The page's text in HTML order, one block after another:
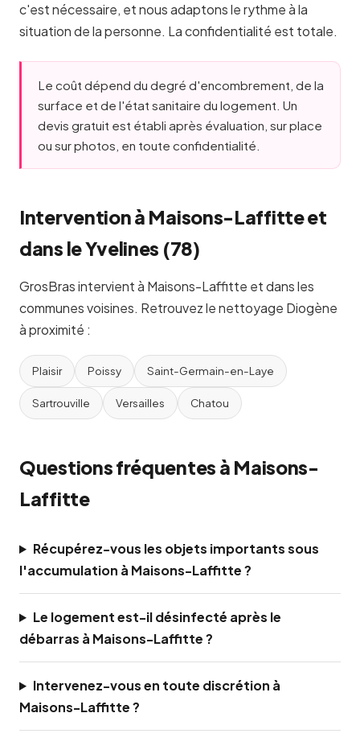
c'est nécessaire, et nous adaptons le rythme à la
situation de la personne. La confidentialité est totale.
Le coût dépend du degré d'encombrement, de la
surface et de l'état sanitaire du logement. Un
devis gratuit est établi après évaluation, sur place
ou sur photos, en toute confidentialité.
Intervention à Maisons-Laffitte et
dans le Yvelines (78)
GrosBras intervient à Maisons-Laffitte et dans les
communes voisines. Retrouvez le nettoyage Diogène
à proximité :
Plaisir Poissy Saint-Germain-en-Laye
Sartrouville Versailles Chatou
Questions fréquentes à Maisons-
Laffitte
Récupérez-vous les objets importants sous
l'accumulation à Maisons-Laffitte ?
Le logement est-il désinfecté après le
débarras à Maisons-Laffitte ?
Intervenez-vous en toute discrétion à
Maisons-Laffitte ?